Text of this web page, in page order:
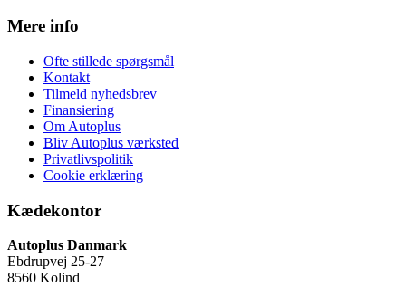
Mere info
Ofte stillede spørgsmål
Kontakt
Tilmeld nyhedsbrev
Finansiering
Om Autoplus
Bliv Autoplus værksted
Privatlivspolitik
Cookie erklæring
Kædekontor
Autoplus Danmark
Ebdrupvej 25-27
8560 Kolind